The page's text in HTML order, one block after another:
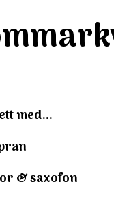
med...
& saxofon